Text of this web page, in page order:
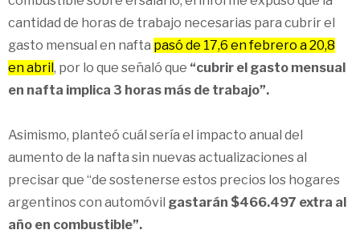
cantidad de horas de trabajo necesarias para cubrir el
gasto mensual en nafta pasó de 17,6 en febrero a 20,8
en abril , por lo que señaló que “cubrir el gasto mensual
en nafta implica 3 horas más de trabajo”.
Asimismo, planteó cuál sería el impacto anual del
aumento de la nafta sin nuevas actualizaciones al
precisar que “de sostenerse estos precios los hogares
argentinos con automóvil gastarán $466.497 extra al
año en combustible”.